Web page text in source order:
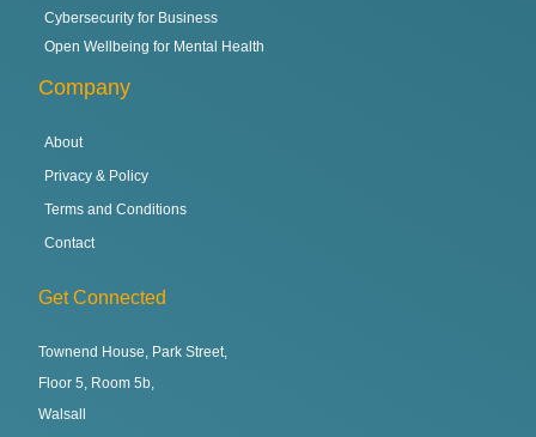
Cybersecurity for Business
Open Wellbeing for Mental Health
Company
About
Privacy & Policy
Terms and Conditions
Contact
Get Connected
Townend House, Park Street,
Floor 5, Room 5b,
Walsall